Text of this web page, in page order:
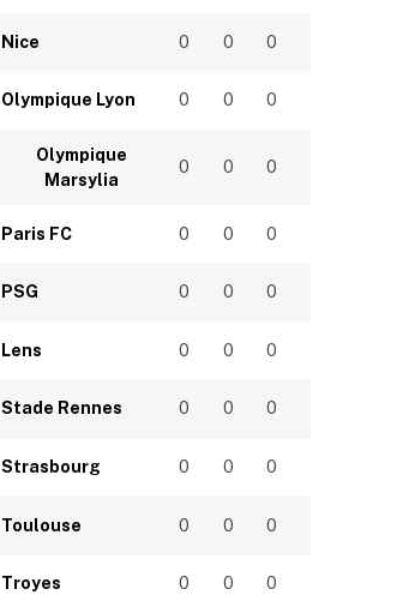
Nice 0 0 0
Olympique Lyon 0 0 0
Olympique
Marsylia
0 0 0
Paris FC 0 0 0
PSG 0 0 0
Lens 0 0 0
Stade Rennes 0 0 0
Strasbourg 0 0 0
Toulouse 0 0 0
Troyes 0 0 0